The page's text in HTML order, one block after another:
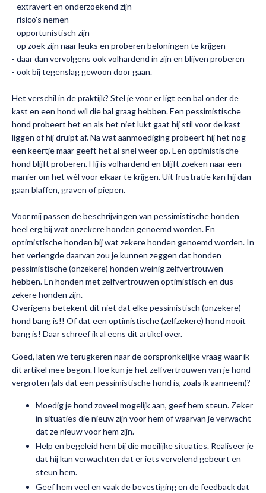
- extravert en onderzoekend zijn
- risico's nemen
- opportunistisch zijn
- op zoek zijn naar leuks en proberen beloningen te krijgen
- daar dan vervolgens ook volhardend in zijn en blijven proberen
- ook bij tegenslag gewoon door gaan.
Het verschil in de praktijk? Stel je voor er ligt een bal onder de
kast en een hond wil die bal graag hebben. Een pessimistische
hond probeert het en als het niet lukt gaat hij stil voor de kast
liggen of hij druipt af. Na wat aanmoediging probeert hij het nog
een keertje maar geeft het al snel weer op. Een optimistische
hond blijft proberen. Hij is volhardend en blijft zoeken naar een
manier om het wél voor elkaar te krijgen. Uit frustratie kan hij dan
gaan blaffen, graven of piepen.
Voor mij passen de beschrijvingen van pessimistische honden
heel erg bij wat onzekere honden genoemd worden. En
optimistische honden bij wat zekere honden genoemd worden. In
het verlengde daarvan zou je kunnen zeggen dat honden
pessimistische (onzekere) honden weinig zelfvertrouwen
hebben. En honden met zelfvertrouwen optimistisch en dus
zekere honden zijn.
Overigens betekent dit niet dat elke pessimistisch (onzekere)
hond bang is!! Of dat een optimistische (zelfzekere) hond nooit
bang is! Daar schreef ik al eens dit artikel over.
Goed, laten we terugkeren naar de oorspronkelijke vraag waar ik
dit artikel mee begon. Hoe kun je het zelfvertrouwen van je hond
vergroten (als dat een pessimistische hond is, zoals ik aanneem)?
Moedig je hond zoveel mogelijk aan, geef hem steun. Zeker
in situaties die nieuw zijn voor hem of waarvan je verwacht
dat ze nieuw voor hem zijn.
Help en begeleid hem bij die moeilijke situaties. Realiseer je
dat hij kan verwachten dat er iets vervelend gebeurt en
steun hem.
Geef hem veel en vaak de bevestiging en de feedback dat